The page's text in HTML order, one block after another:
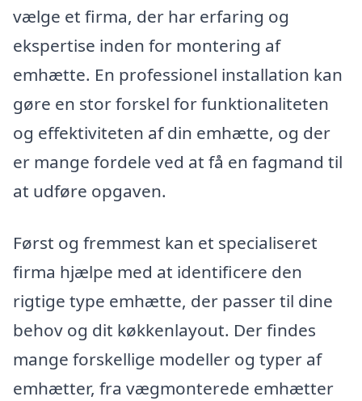
vælge et firma, der har erfaring og
ekspertise inden for montering af
emhætte. En professionel installation kan
gøre en stor forskel for funktionaliteten
og effektiviteten af din emhætte, og der
er mange fordele ved at få en fagmand til
at udføre opgaven.
Først og fremmest kan et specialiseret
firma hjælpe med at identificere den
rigtige type emhætte, der passer til dine
behov og dit køkkenlayout. Der findes
mange forskellige modeller og typer af
emhætter, fra vægmonterede emhætter